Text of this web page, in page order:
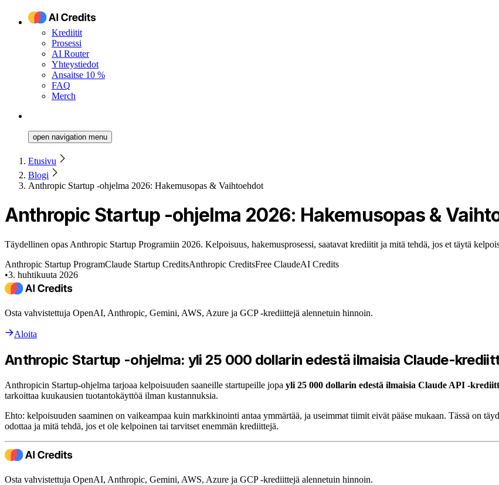
Krediitit
Prosessi
AI Router
Yhteystiedot
Ansaitse 10 %
FAQ
Merch
open navigation menu
Etusivu
Blogi
Anthropic Startup -ohjelma 2026: Hakemusopas & Vaihtoehdot
Anthropic Startup -ohjelma 2026: Hakemusopas &
Täydellinen opas Anthropic Startup Programiin 2026. Kelpoisuus, hakemusprosessi, saatavat krediitit ja mitä tehdä, jos et täytä
Anthropic Startup ProgramClaude Startup CreditsAnthropic CreditsFree ClaudeAI Credits
•3. huhtikuuta 2026
Osta vahvistettuja OpenAI, Anthropic, Gemini, AWS, Azure ja GCP -krediittejä alennetuin hinnoin.
Aloita
Anthropic Startup -ohjelma: yli 25 000 dollarin edestä ilmaisia Claude-
Anthropicin Startup-ohjelma tarjoaa kelpoisuuden saaneille startupeille jopa yli 25 000 dollarin edestä ilmaisia Claude API -
tarkoittaa kuukausien tuotantokäyttöä ilman kustannuksia.
Ehto: kelpoisuuden saaminen on vaikeampaa kuin markkinointi antaa ymmärtää, ja useimmat tiimit eivät pääse mukaan. Tässä on
odottaa ja mitä tehdä, jos et ole kelpoinen tai tarvitset enemmän krediittejä.
Osta vahvistettuja OpenAI, Anthropic, Gemini, AWS, Azure ja GCP -krediittejä alennetuin hinnoin.